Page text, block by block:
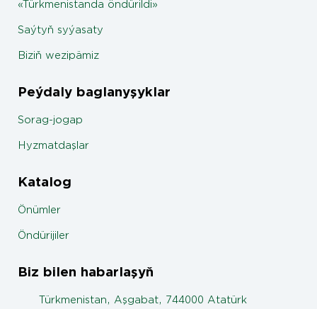
«Türkmenistanda öndürildi»
Saýtyň syýasaty
Biziň wezipämiz
Peýdaly baglanyşyklar
Sorag-jogap
Hyzmatdaşlar
Katalog
Önümler
Öndürijiler
Biz bilen habarlaşyň
Türkmenistan, Aşgabat, 744000 Atatürk